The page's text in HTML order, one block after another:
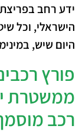
ידע רחב
הישראלי, וכל
היום שיש,
פורץ
ממשטרת
רכב